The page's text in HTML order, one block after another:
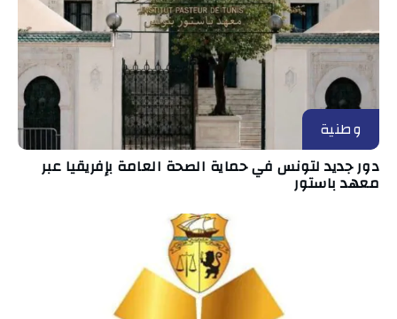
وطنية
دور جديد لتونس في حماية الصحة العامة بإفريقيا عبر
معهد باستور